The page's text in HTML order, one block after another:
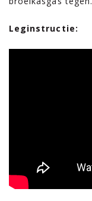
Leginstructie: